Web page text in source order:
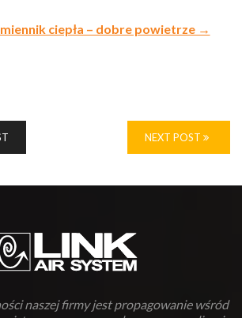
ciepła – dobre powietrze →
NEXT POST
naszej firmy jest propagowanie wśród